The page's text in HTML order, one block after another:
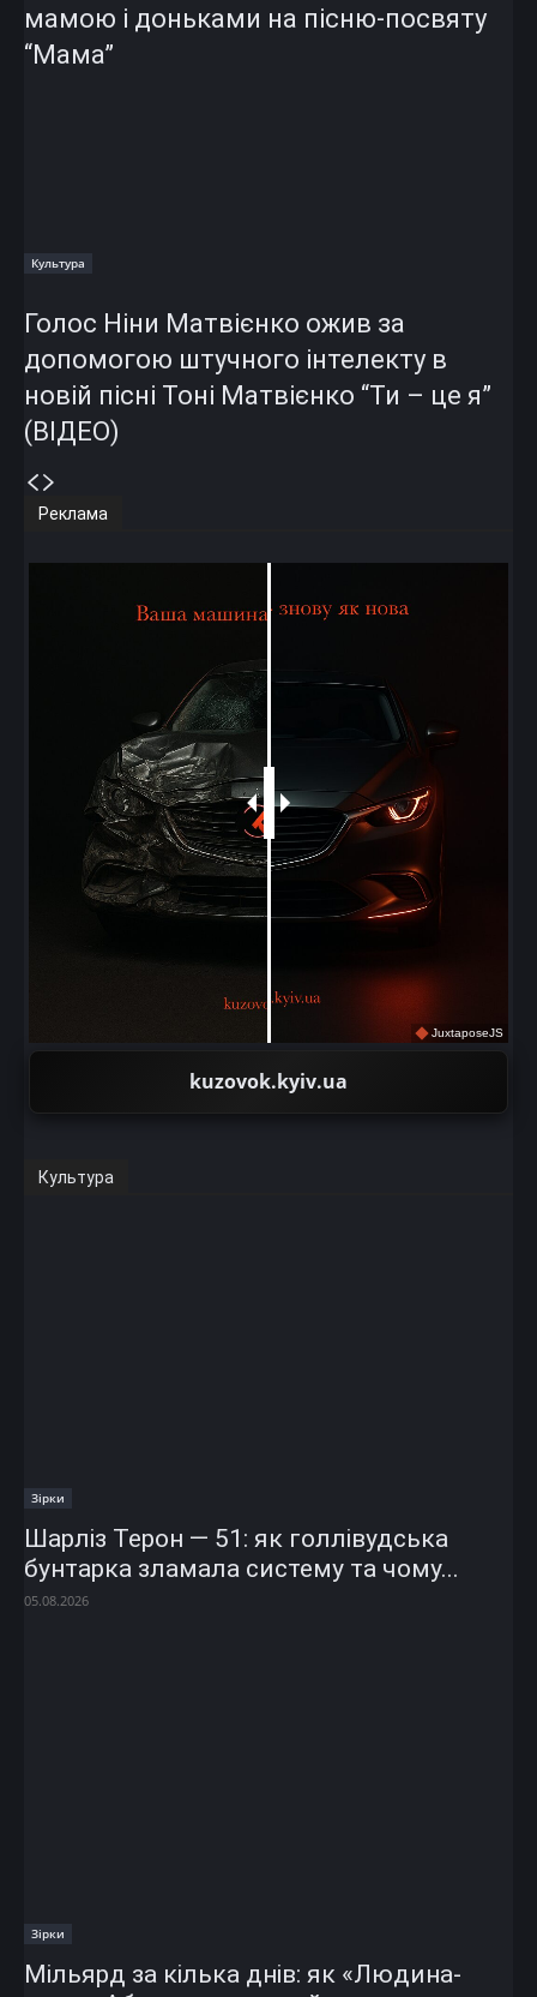
мамою і доньками на пісню-посвяту
“Мама”
Культура
Голос Ніни Матвієнко ожив за
допомогою штучного інтелекту в
новій пісні Тоні Матвієнко “Ти – це я”
(ВІДЕО)
Реклама
JuxtaposeJS
kuzovok.kyiv.ua
Культура
Зірки
Шарліз Терон — 51: як голлівудська
бунтарка зламала систему та чому...
05.08.2026
Зірки
Мільярд за кілька днів: як «Людина-